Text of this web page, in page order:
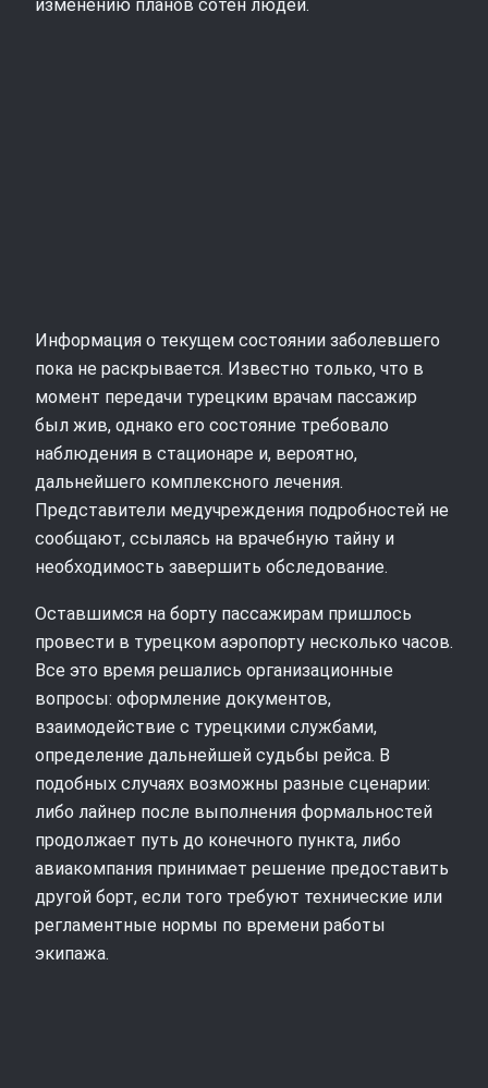
изменению планов сотен людей.
Информация о текущем состоянии заболевшего
пока не раскрывается. Известно только, что в
момент передачи турецким врачам пассажир
был жив, однако его состояние требовало
наблюдения в стационаре и, вероятно,
дальнейшего комплексного лечения.
Представители медучреждения подробностей не
сообщают, ссылаясь на врачебную тайну и
необходимость завершить обследование.
Оставшимся на борту пассажирам пришлось
провести в турецком аэропорту несколько часов.
Все это время решались организационные
вопросы: оформление документов,
взаимодействие с турецкими службами,
определение дальнейшей судьбы рейса. В
подобных случаях возможны разные сценарии:
либо лайнер после выполнения формальностей
продолжает путь до конечного пункта, либо
авиакомпания принимает решение предоставить
другой борт, если того требуют технические или
регламентные нормы по времени работы
экипажа.